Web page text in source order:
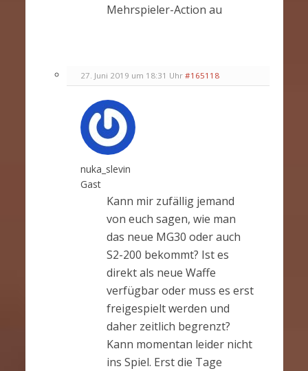
Mehrspieler-Action au
27. Juni 2019 um 18:31 Uhr #165118
nuka_slevin
Gast
Kann mir zufällig jemand
von euch sagen, wie man
das neue MG30 oder auch
S2-200 bekommt? Ist es
direkt als neue Waffe
verfügbar oder muss es erst
freigespielt werden und
daher zeitlich begrenzt?
Kann momentan leider nicht
ins Spiel. Erst die Tage